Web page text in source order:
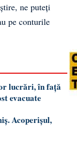
ne puteți
pe conturile
lucrări, în față
evacuate
Acoperișul,